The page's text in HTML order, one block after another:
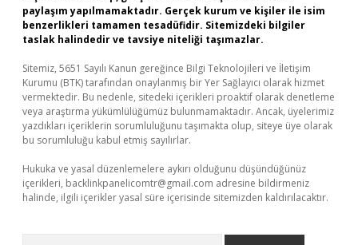
paylaşım yapılmamaktadır. Gerçek kurum ve kişiler ile isim
benzerlikleri tamamen tesadüfidir. Sitemizdeki bilgiler
taslak halindedir ve tavsiye niteliği taşımazlar.
Sitemiz, 5651 Sayılı Kanun gereğince Bilgi Teknolojileri ve İletişim
Kurumu (BTK) tarafından onaylanmış bir Yer Sağlayıcı olarak hizmet
vermektedir. Bu nedenle, sitedeki içerikleri proaktif olarak denetleme
veya araştırma yükümlülüğümüz bulunmamaktadır. Ancak, üyelerimiz
yazdıkları içeriklerin sorumluluğunu taşımakta olup, siteye üye olarak
bu sorumluluğu kabul etmiş sayılırlar.
Hukuka ve yasal düzenlemelere aykırı olduğunu düşündüğünüz
içerikleri, backlinkpanelicomtr@gmail.com adresine bildirmeniz
halinde, ilgili içerikler yasal süre içerisinde sitemizden kaldırılacaktır.